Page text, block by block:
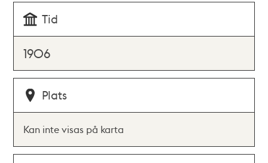
Tid
1906
Plats
Kan inte visas på karta